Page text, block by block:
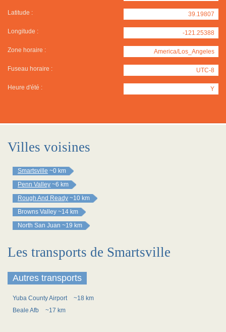
Latitude : 39.19807
Longitude : -121.25388
Zone horaire : America/Los_Angeles
Fuseau horaire : UTC-8
Heure d'été : Y
Villes voisines
Smartsville ~0 km
Penn Valley ~6 km
Rough And Ready ~10 km
Browns Valley ~14 km
North San Juan ~19 km
Les transports de Smartsville
Autres transports
Yuba County Airport
~18 km
Beale Afb
~17 km